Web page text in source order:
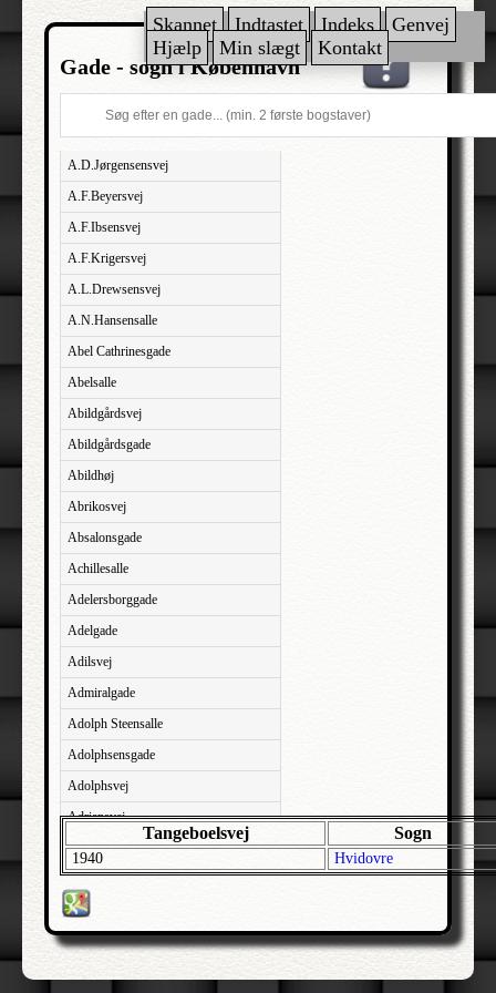
Skannet Indtastet Indeks
Genvej
Hjælp
Min slægt Kontakt
Gade - sogn i København
A.D.Jørgensensvej
A.F.Beyersvej
A.F.Ibsensvej
A.F.Krigersvej
A.L.Drewsensvej
A.N.Hansensalle
Abel Cathrinesgade
Abelsalle
Abildgårdsvej
Abildgårdsgade
Abildhøj
Abrikosvej
Absalonsgade
Achillesalle
Adelersborggade
Adelgade
Adilsvej
Admiralgade
Adolph Steensalle
Adolphsensgade
Adolphsvej
Adriansvej
Aftenbakken
Agavevej
Agerlandsvej
Agermosen
Tangeboelsvej Sogn
1940 Hvidovre